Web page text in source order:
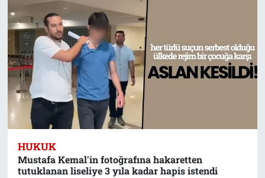
HUKUK
Mustafa Kemal'in fotoğrafına hakaretten
tutuklanan liseliye 3 yıla kadar hapis istendi